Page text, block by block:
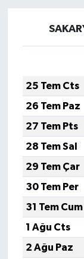
25 Tem Cts
26 Tem Paz
27 Tem Pts
28 Tem Sal
29 Tem Çar
30 Tem Per
31 Tem Cum
1 Ağu Cts
2 Ağu Paz